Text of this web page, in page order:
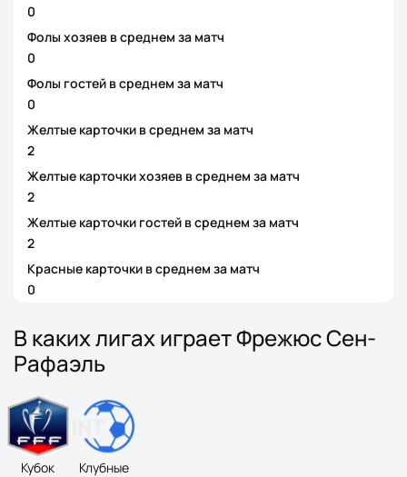
0
Фолы хозяев в среднем за матч
0
Фолы гостей в среднем за матч
0
Желтые карточки в среднем за матч
2
Желтые карточки хозяев в среднем за матч
2
Желтые карточки гостей в среднем за матч
2
Красные карточки в среднем за матч
0
В каких лигах играет Фрежюс Сен-
Рафаэль
Кубок
Клубные